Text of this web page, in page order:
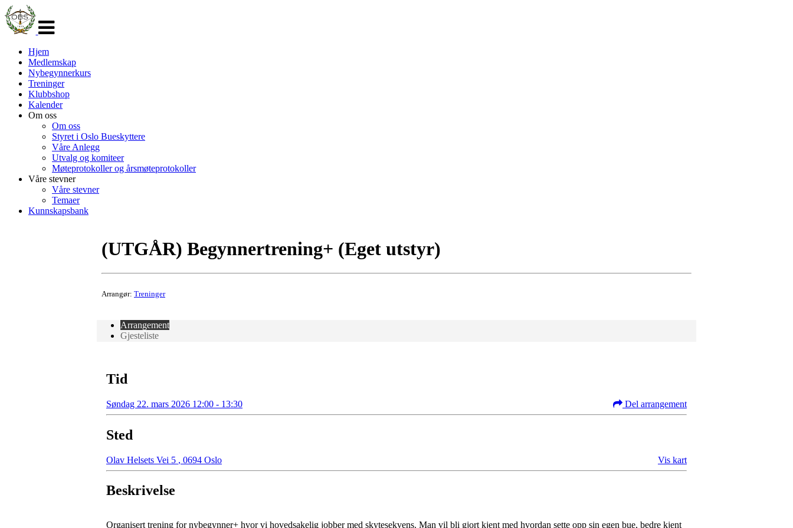
navigasjon
Hjem
Medlemskap
Nybegynnerkurs
Treninger
Klubbshop
Kalender
Om oss
Om oss
Styret i Oslo Bueskyttere
Våre Anlegg
Utvalg og komiteer
Møteprotokoller og årsmøteprotokoller
Våre stevner
Våre stevner
Temaer
Kunnskapsbank
(UTGÅR) Begynnertrening+ (Eget utstyr)
Arrangør: Treninger
Arrangement
Gjesteliste
Tid
Søndag 22. mars 2026 12:00 - 13:30 Del arrangement
Sted
Olav Helsets Vei 5 , 0694 Oslo Vis kart
Beskrivelse
Organisert trening for nybegynner+ hvor vi hovedsakelig jobber med skytesekvens. Man vil bli gjort kjent med hvordan sette opp sin egen bue, bedre kjent